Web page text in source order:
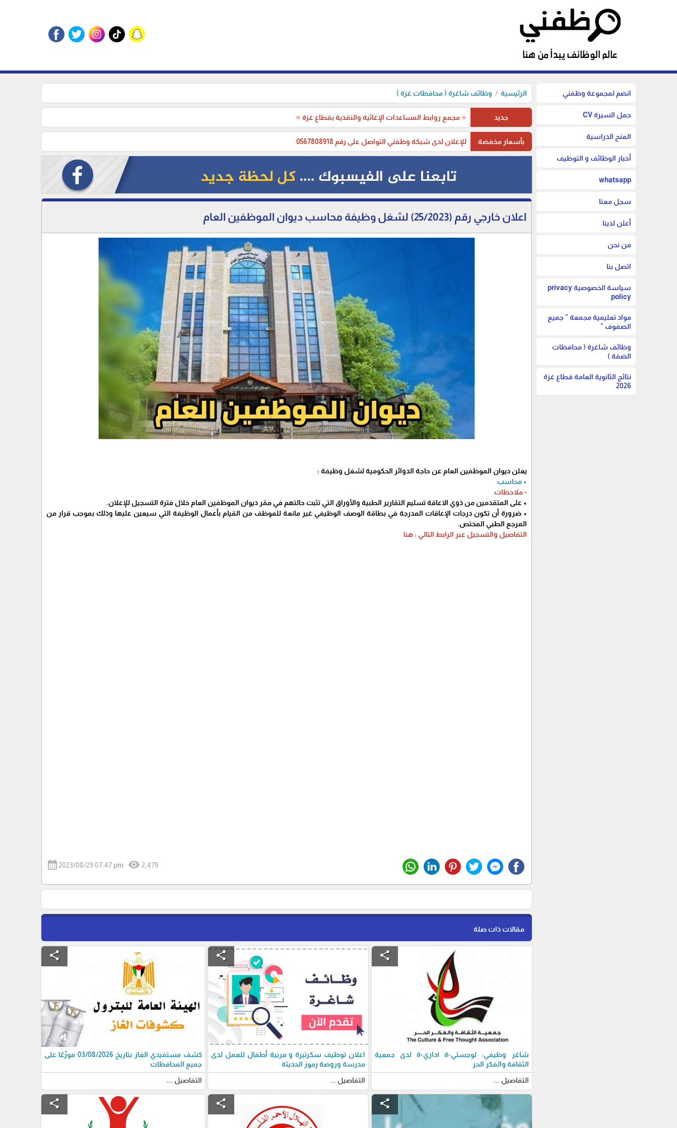
انضم لمجموعة وظفني
حمل السيرة CV
المنح الدراسية
أخبار الوظائف و التوظيف
whatsapp
سجل معنا
أعلن لدينا
من نحن
اتصل بنا
سياسة الخصوصية privacy
policy
مواد تعليمية مجمعة " جميع
الصفوف "
وظائف شاغرة ( محافظات
الضفة )
نتائج الثانوية العامة قطاع غزة
2026
الرئيسية وظائف شاغرة ( محافظات غزة )
جديد ⭐ مجمع روابط المساعدات الإغاثية والنقدية بقطاع غزة ⭐
بأسعار مخفضة للإعلان لدى شبكة وظفني التواصل على رقم 0567808918
اعلان خارجي رقم (25/2023) لشغل وظيفة محاسب ديوان الموظفين العام
يعلن ديوان الموظفين العام عن حاجة الدوائر الحكومية لشغل وظيفة :
• محاسب
- ملاحظات
• على المتقدمين من ذوي الاعاقة تسليم التقارير الطبية والأوراق التي تثبت حالتهم في مقر ديوان الموظفين العام خلال فترة التسجيل للإعلان.
• ضرورة أن تكون درجات الإعاقات المدرجة في بطاقة الوصف الوظيفي غير مانعة للموظف من القيام بأعمال الوظيفة التي سيعين عليها وذلك بموجب قرار من
المرجع الطبي المختص.
التفاصيل والتسجيل عبر الرابط التالي : هنا
calendar_month2023/08/29 07:47 pm visibility 2,479
مقالات ذات صلة
share
شاغر وظيفي: لوجستي-ة اداري-ة لدى جمعية
الثقافة والفكر الحر
التفاصيل ...
share
اعلان توظيف سكرتيرة و مربية أطفال للعمل لدى
مدرسة وروضة رموز الحديثة
التفاصيل ...
share
كشف مستفيدي الغاز بتاريخ 03/08/2026 موزّعًا على
جميع المحافظات
التفاصيل ...
share
share
share